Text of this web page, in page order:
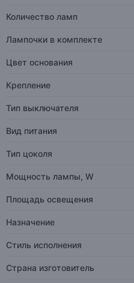
Количество ламп
Лампочки в комплекте
Цвет основания
Крепление
Тип выключателя
Вид питания
Тип цоколя
Мощность лампы, W
Площадь освещения
Назначение
Стиль исполнения
Страна изготовитель